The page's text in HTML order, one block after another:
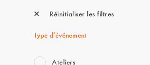
Réinitialiser les filtres
Type d’événement
Ateliers